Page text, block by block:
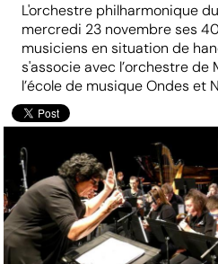
L'orchestre philharmonique
mercredi 23 novembre ses
musiciens en situation de
s'associe avec l’orchestre de
l’école de musique Ondes et